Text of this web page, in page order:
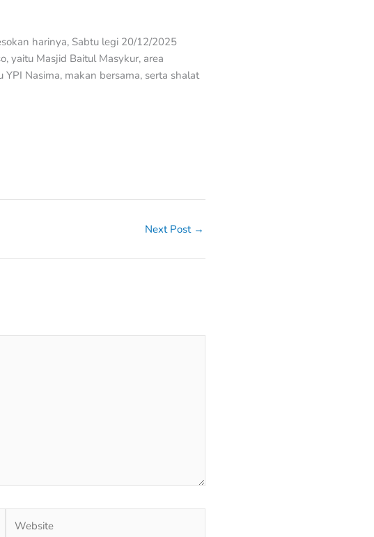
harinya, Sabtu legi 20/12/2025
yaitu Masjid Baitul Masykur, area
Nasima, makan bersama, serta shalat
Next Post →